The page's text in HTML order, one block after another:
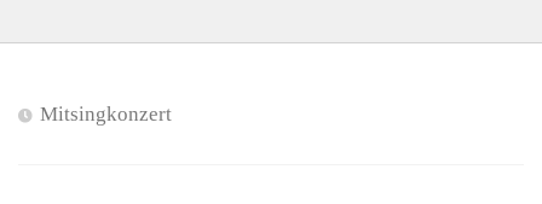
Mitsingkonzert